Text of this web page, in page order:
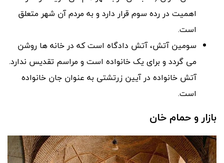
اهمیت در رده سوم قرار دارد و به مردم آن شهر متعلق
است.
سومین آتش، آتش دادگاه است که در خانه ها روشن
می گردد و برای یک خانواده است و مراسم تقدیس ندارد.
آتش خانواده در آیین زرتشتی به عنوان جان خانواده
است.
بازار و حمام خان